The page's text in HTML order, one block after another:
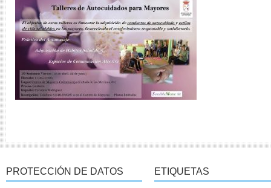
PROTECCIÓN DE DATOS ETIQUETAS